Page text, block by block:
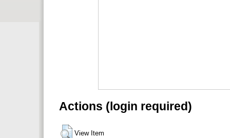
Actions (login required)
View Item